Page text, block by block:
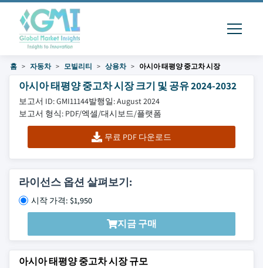
홈 자동차 모빌리티 상용차 아시아 태평양 중고차 시장
아시아 태평양 중고차 시장 크기 및 공유 2024-2032
보고서 ID: GMI11144발행일: August 2024
보고서 형식: PDF/엑셀/대시보드/플랫폼
무료 PDF 다운로드
라이선스 옵션 살펴보기:
시작 가격: $1,950
지금 구매
아시아 태평양 중고차 시장 규모